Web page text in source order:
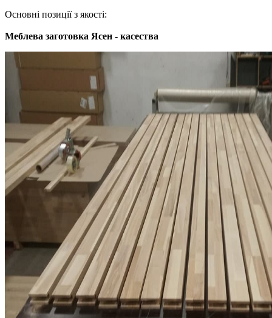
Основні позиції з якості:
Меблева заготовка Ясен - касества